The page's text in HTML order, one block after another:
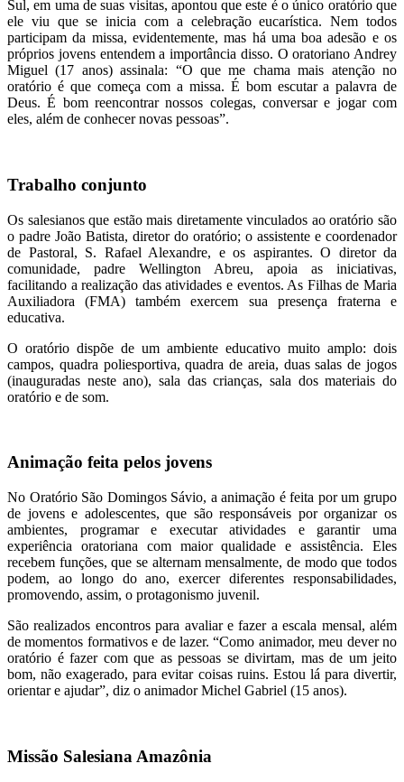
Sul, em uma de suas visitas, apontou que este é o único oratório que
ele viu que se inicia com a celebração eucarística. Nem todos
participam da missa, evidentemente, mas há uma boa adesão e os
próprios jovens entendem a importância disso. O oratoriano Andrey
Miguel (17 anos) assinala: “O que me chama mais atenção no
oratório é que começa com a missa. É bom escutar a palavra de
Deus. É bom reencontrar nossos colegas, conversar e jogar com
eles, além de conhecer novas pessoas”.
Trabalho conjunto
Os salesianos que estão mais diretamente vinculados ao oratório são
o padre João Batista, diretor do oratório; o assistente e coordenador
de Pastoral, S. Rafael Alexandre, e os aspirantes. O diretor da
comunidade, padre Wellington Abreu, apoia as iniciativas,
facilitando a realização das atividades e eventos. As Filhas de Maria
Auxiliadora (FMA) também exercem sua presença fraterna e
educativa.
O oratório dispõe de um ambiente educativo muito amplo: dois
campos, quadra poliesportiva, quadra de areia, duas salas de jogos
(inauguradas neste ano), sala das crianças, sala dos materiais do
oratório e de som.
Animação feita pelos jovens
No Oratório São Domingos Sávio, a animação é feita por um grupo
de jovens e adolescentes, que são responsáveis por organizar os
ambientes, programar e executar atividades e garantir uma
experiência oratoriana com maior qualidade e assistência. Eles
recebem funções, que se alternam mensalmente, de modo que todos
podem, ao longo do ano, exercer diferentes responsabilidades,
promovendo, assim, o protagonismo juvenil.
São realizados encontros para avaliar e fazer a escala mensal, além
de momentos formativos e de lazer. “Como animador, meu dever no
oratório é fazer com que as pessoas se divirtam, mas de um jeito
bom, não exagerado, para evitar coisas ruins. Estou lá para divertir,
orientar e ajudar”, diz o animador Michel Gabriel (15 anos).
Missão Salesiana Amazônia